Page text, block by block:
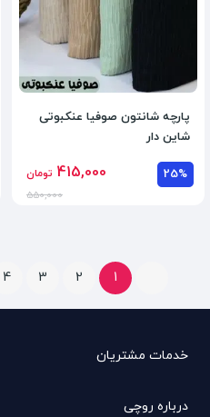
پارچه شانتون صوفیا عنکبوتی
شاین دار
25%
415,000 تومان
550,000
1
2
3
4
خدمات مشتریان
درباره روچی